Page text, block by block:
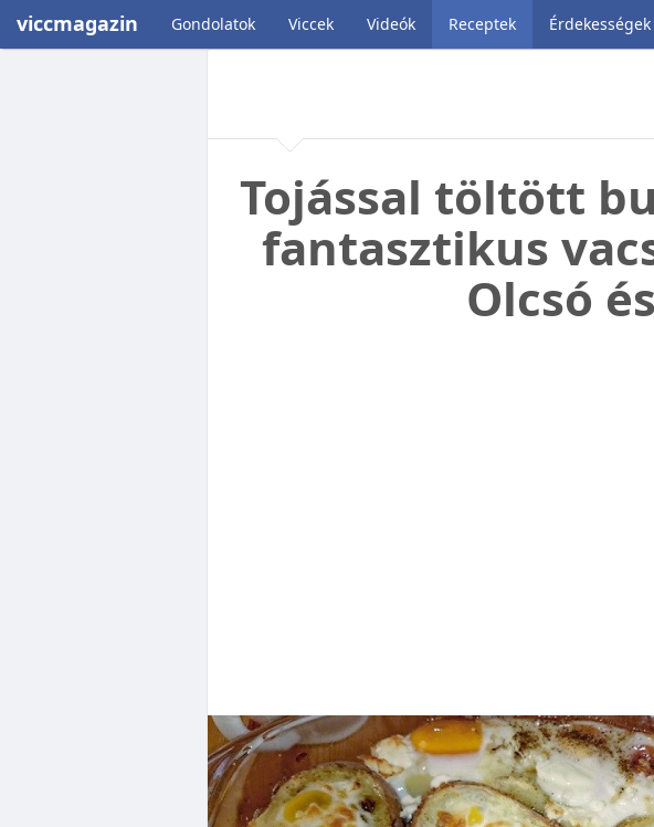
viccmagazin Gondolatok Viccek Videók Receptek Érdekességek
Tojással töltött
fantasztikus
Olcsó